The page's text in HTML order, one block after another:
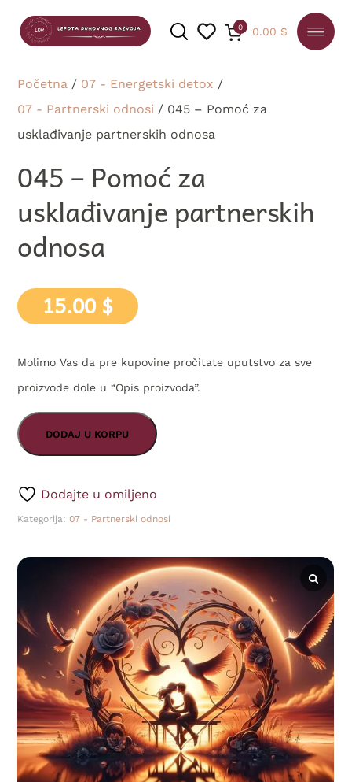
PRETRAGA
0 0.00 $
Početna / 07 - Energetski detox /
07 - Partnerski odnosi / 045 – Pomoć za
usklađivanje partnerskih odnosa
045 – Pomoć za
usklađivanje partnerskih
odnosa
15.00$
Molimo Vas da pre kupovine pročitate uputstvo za sve
proizvode dole u “Opis proizvoda”.
DODAJ U KORPU
Dodajte u omiljeno
Kategorija: 07 - Partnerski odnosi